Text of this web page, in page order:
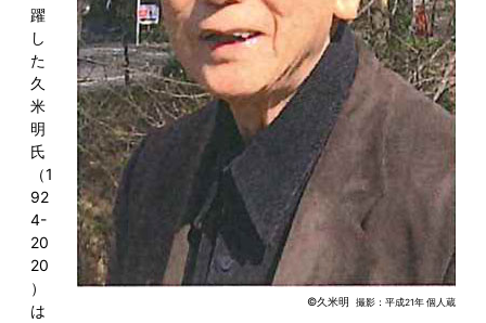
©久米明 撮影：平成21年 個人蔵
躍
し
た
久
米
明
氏
（1
92
4-
20
20
）
は